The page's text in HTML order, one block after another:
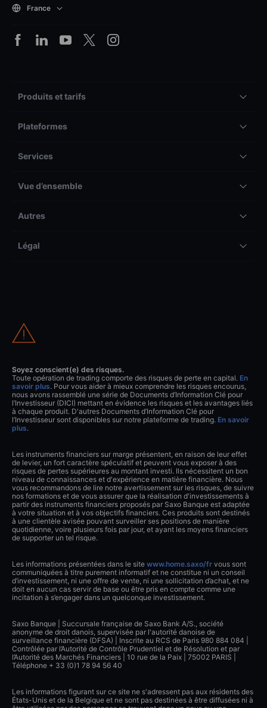
France
Produits et tarifs
Plateformes
Services
Vue d’ensemble
Autres
Légal
Soyez conscient(e) des risques.
Toute opération de trading comporte des risques de perte en capital. En
savoir plus. Pour vous aider à mieux comprendre les risques encourus,
nous avons rassemblé une série de Documents d’Information Clé pour
l’Investisseur (DICI) mettant en évidence les risques et les avantages liés
à chaque produit. D'autres Documents d’Information Clé pour
l’Investisseur sont disponibles sur notre plateforme de trading. En savoir
plus.
Les instruments financiers sur marge présentent, en raison de leur effet
de levier, un fort caractère spéculatif et peuvent vous exposer à des
risques de pertes supérieures au montant investi. Ils nécessitent un bon
niveau de connaissances et d'expérience en matière financière. Nous
vous recommandons de lire notre avertissement sur les risques, de suivre
nos formations et de vous assurer que la réalisation d'investissements à
partir des instruments financiers proposés par Saxo Banque est adaptée
à votre situation et à vos objectifs financiers. Ces produits sont destinés
à une clientèle avisée pouvant surveiller ses positions de manière
quotidienne, voire plusieurs fois par jour, et ayant les moyens financiers
de supporter un tel risque.
Les informations présentées dans le site www.home.saxo/fr vous sont
communiquées à titre purement informatif et ne constitue ni un conseil
d’investissement, ni une offre de vente, ni une sollicitation d’achat, et ne
doit en aucun cas servir de base ou être pris en compte comme une
incitation à s’engager dans un quelconque investissement.
Saxo Banque | Succursale française de Saxo Bank A/S., société
anonyme de droit danois, supervisée par l'autorité danoise de
surveillance financière (DFSA) | Inscrite au RCS de Paris 980 884 084 |
Contrôlée par l’Autorité de Contrôle Prudentiel et de Résolution et par
l’Autorité des Marchés Financiers | 10 rue de la Paix | 75002 PARIS |
Téléphone + 33 (0)1 78 94 56 40
Les informations figurant sur ce site ne s'adressent pas aux résidents des
États-Unis et de la Belgique et ne sont pas destinées à être diffusées ni à